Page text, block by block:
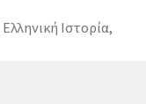
Ελληνική Ιστορία,